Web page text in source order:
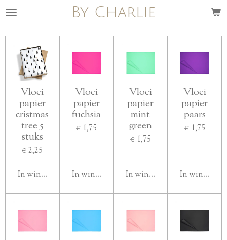
Ga
naar
hoofdinhoud
By Charlie
Vloei
papier
cristmas
tree 5
stuks
€ 2,25
In winkelwagen
Vloei
papier
fuchsia
€ 1,75
In winkelwagen
Vloei
papier
mint
green
€ 1,75
In winkelwagen
Vloei
papier
paars
€ 1,75
In